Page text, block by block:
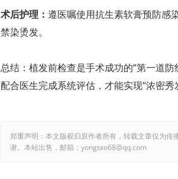
术后护理： 遵医嘱使用抗生素软膏预防感
禁染烫发。
总结：植发前检查是手术成功的“第一道防
配合医生完成系统评估，才能实现“浓密秀
郑重声明：本文版权归原作者所有，转载文章仅为
谢。本站出售，邮箱：yongtao68@qq.com